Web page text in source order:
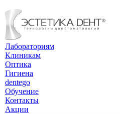
Лабораториям
Клиникам
Оптика
Гигиена
dentego
Обучение
Контакты
Акции